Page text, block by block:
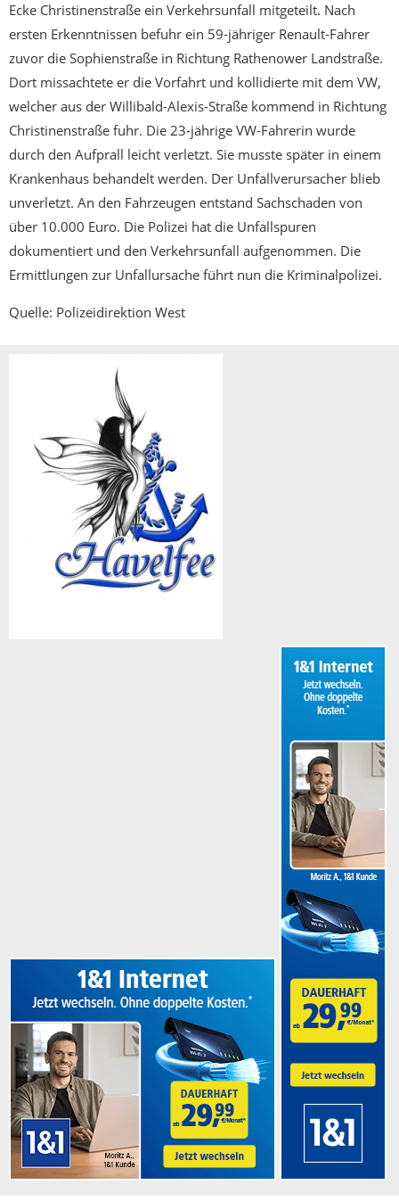
Ecke Christinenstraße ein Verkehrsunfall mitgeteilt. Nach
ersten Erkenntnissen befuhr ein 59-jähriger Renault-Fahrer
zuvor die Sophienstraße in Richtung Rathenower Landstraße.
Dort missachtete er die Vorfahrt und kollidierte mit dem VW,
welcher aus der Willibald-Alexis-Straße kommend in Richtung
Christinenstraße fuhr. Die 23-jährige VW-Fahrerin wurde
durch den Aufprall leicht verletzt. Sie musste später in einem
Krankenhaus behandelt werden. Der Unfallverursacher blieb
unverletzt. An den Fahrzeugen entstand Sachschaden von
über 10.000 Euro. Die Polizei hat die Unfallspuren
dokumentiert und den Verkehrsunfall aufgenommen. Die
Ermittlungen zur Unfallursache führt nun die Kriminalpolizei.
Quelle: Polizeidirektion West